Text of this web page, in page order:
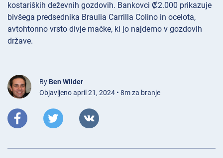
kostariških deževnih gozdovih. Bankovci ₡2.000 prikazuje
bivšega predsednika Braulia Carrilla Colino in ocelota,
avtohtonno vrsto divje mačke, ki jo najdemo v gozdovih
države.
By Ben Wilder
Objavljeno april 21, 2024 • 8m za branje